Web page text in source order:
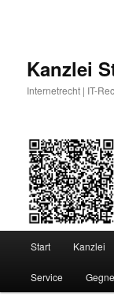
Kanzlei
Internetrecht | IT-
Start Kanzlei
Service